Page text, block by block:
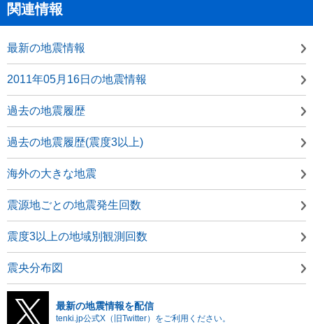
関連情報
最新の地震情報
2011年05月16日の地震情報
過去の地震履歴
過去の地震履歴(震度3以上)
海外の大きな地震
震源地ごとの地震発生回数
震度3以上の地域別観測回数
震央分布図
最新の地震情報を配信
tenki.jp公式X（旧Twitter）をご利用ください。